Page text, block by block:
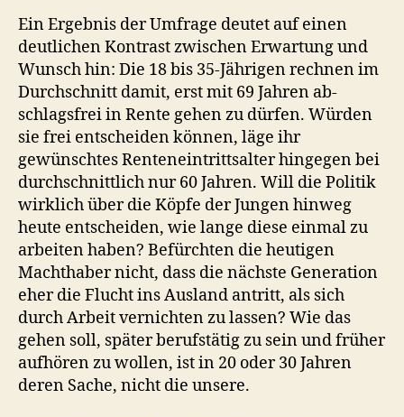
Ein Ergebnis der Umfrage deutet auf einen
deutlichen Kontrast zwischen Erwartung und
Wunsch hin: Die 18 bis 35-Jährigen rechnen im
Durchschnitt damit, erst mit 69 Jahren ab-
schlagsfrei in Rente gehen zu dürfen. Würden
sie frei entscheiden können, läge ihr
gewünschtes Renteneintrittsalter hingegen bei
durchschnittlich nur 60 Jahren. Will die Politik
wirklich über die Köpfe der Jungen hinweg
heute entscheiden, wie lange diese einmal zu
arbeiten haben? Befürchten die heutigen
Machthaber nicht, dass die nächste Generation
eher die Flucht ins Ausland antritt, als sich
durch Arbeit vernichten zu lassen? Wie das
gehen soll, später berufstätig zu sein und früher
aufhören zu wollen, ist in 20 oder 30 Jahren
deren Sache, nicht die unsere.